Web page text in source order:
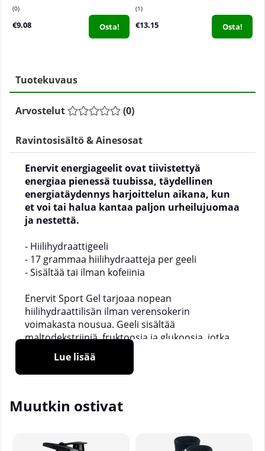
0
€9.08 Osta!
1
€13.15 Osta!
Tuotekuvaus
Arvostelut (0)
Ravintosisältö & Ainesosat
Enervit energiageelit ovat tiivistettyä
energiaa pienessä tuubissa, täydellinen
energiatäydennys harjoittelun aikana, kun
et voi tai halua kantaa paljon urheilujuomaa
ja nestettä.
- Hiilihydraattigeeli
- 17 grammaa hiilihydraatteja per geeli
- Sisältää tai ilman kofeiinia
Enervit Sport Gel tarjoaa nopean
hiilihydraattilisän ilman verensokerin
voimakasta nousua. Geeli sisältää
maltodekstriiniä, fruktoosia ja glukoosia, jotka
muodostavat monimutkaisen
hiilihydraattiseoksen ja antavat keholle tasaisen
energianoton harjoituksen tai kilpailun aikana.
Enervit energiageelit ovat pieniä ja käteviä,
täydellisiä mukaan otettaviksi kilpailuihin tai
että ilman, ja ne ovat kolmessa eri maussa.
Lue lisää
Muutkin ostivat